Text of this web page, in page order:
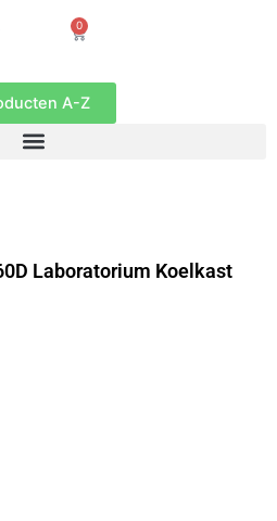
0
Winkelwagen
A-Z
Laboratorium Koelkast